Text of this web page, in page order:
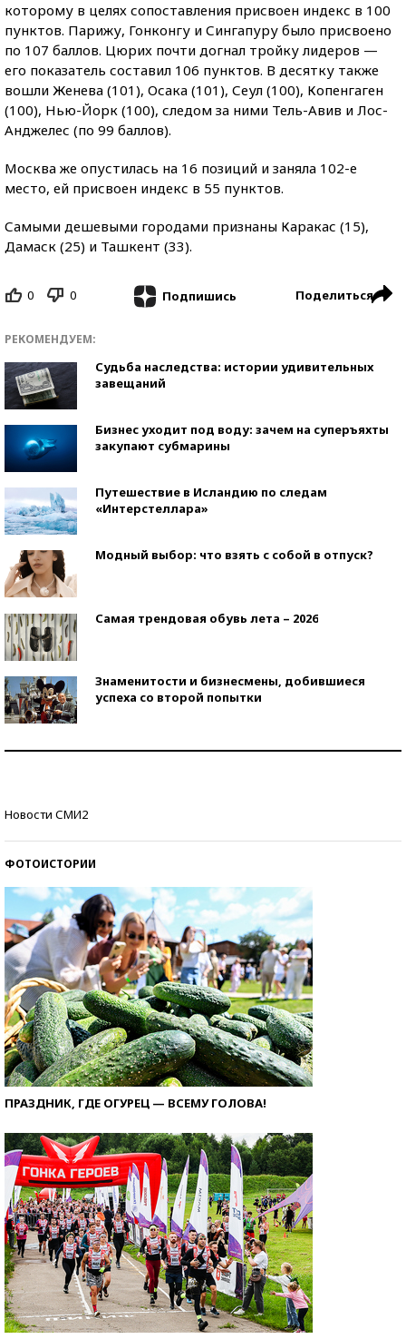
которому в целях сопоставления присвоен индекс в 100
пунктов. Парижу, Гонконгу и Сингапуру было присвоено
по 107 баллов. Цюрих почти догнал тройку лидеров —
его показатель составил 106 пунктов. В десятку также
вошли Женева (101), Осака (101), Сеул (100), Копенгаген
(100), Нью-Йорк (100), следом за ними Тель-Авив и Лос-
Анджелес (по 99 баллов).
Москва же опустилась на 16 позиций и заняла 102-е
место, ей присвоен индекс в 55 пунктов.
Самыми дешевыми городами признаны Каракас (15),
Дамаск (25) и Ташкент (33).
0 0 Подпишись Поделиться
РЕКОМЕНДУЕМ:
Судьба наследства: истории удивительных
завещаний
Бизнес уходит под воду: зачем на суперъяхты
закупают субмарины
Путешествие в Исландию по следам
«Интерстеллара»
Модный выбор: что взять с собой в отпуск?
Самая трендовая обувь лета – 2026
Знаменитости и бизнесмены, добившиеся
успеха со второй попытки
Новости СМИ2
ФОТОИСТОРИИ
ПРАЗДНИК, ГДЕ ОГУРЕЦ — ВСЕМУ ГОЛОВА!